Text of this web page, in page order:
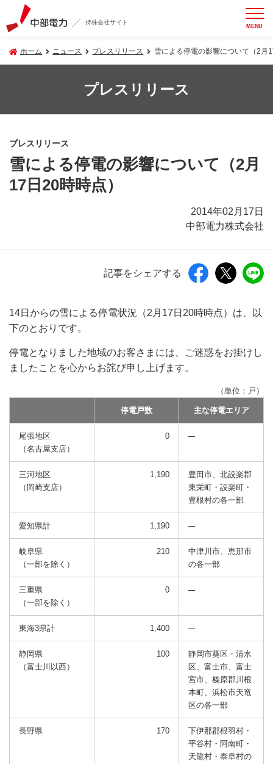
持株会社サイト MENU
ホーム ニュース プレスリリース 雪による停電の影響について（2月
プレスリリース
プレスリリース
雪による停電の影響について（2月
17日20時時点）
2014年02月17日
中部電力株式会社
記事をシェアする
14日からの雪による停電状況（2月17日20時時点）は、以
下のとおりです。
停電となりました地域のお客さまには、ご迷惑をお掛けし
ましたことを心からお詫び申し上げます。
（単位：戸）
停電戸数 主な停電エリア
尾張地区
（名古屋支店）
0
三河地区
（岡崎支店）
1,190
豊田市、北設楽郡
東栄町・設楽町・
豊根村の各一部
愛知県計 1,190
岐阜県
（一部を除く）
210
中津川市、恵那市
の各一部
三重県
（一部を除く）
0
東海3県計 1,400
静岡県
（富士川以西）
100
静岡市葵区・清水
区、富士市、富士
宮市、 榛原郡川根
本町、浜松市天竜
区の各一部
長野県 170
下伊那郡根羽村・
平谷村・阿南町・
天龍村・泰阜村の